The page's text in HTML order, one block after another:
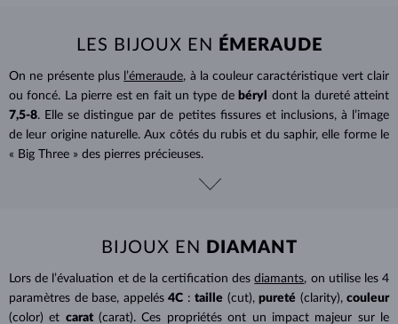
LES BIJOUX EN ÉMERAUDE
On ne présente plus l’émeraude, à la couleur caractéristique vert clair
ou foncé. La pierre est en fait un type de béryl
dont la dureté atteint
7,5-8. Elle se distingue par de petites fissures et inclusions, à l’image
de leur origine naturelle. Aux côtés du rubis et du saphir, elle forme le
« Big Three » des pierres précieuses.
BIJOUX EN DIAMANT
Lors de l’évaluation et de la certification desdiamants, on utilise les 4
paramètres de base, appelés 4C : taille (cut), pureté (clarity), couleur
(color) et carat (carat). Ces propriétés ont un impact majeur sur le